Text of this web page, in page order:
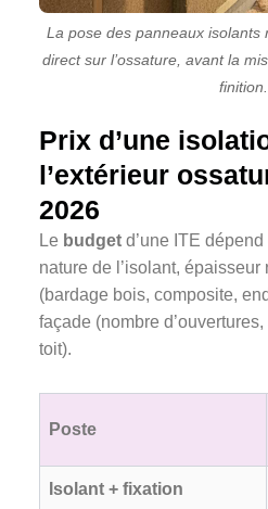
La pose des panneaux isolants
direct sur l’ossature, avant la
finition.
Prix d’une
l’extérieur
2026
Le budget d’une ITE
nature de l’isolant,
(bardage bois, composite,
façade (nombre
toit).
Poste
Isolant + fixation